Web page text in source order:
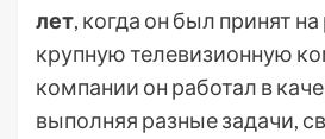
лет, когда он был принят
крупную телевизионную
компании он работал в
выполняя разные задачи,